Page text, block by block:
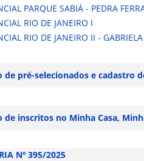
PARQUE SABIÁ - PEDRA
RIO DE JANEIRO I
RIO DE JANEIRO II - GABRIELA
de pré-selecionados e cadastro
de inscritos no Minha Casa,
Nº 395/2025